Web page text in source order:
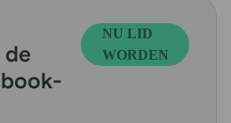
de
NU LID
WORDEN